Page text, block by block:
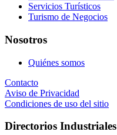
Servicios Turísticos
Turismo de Negocios
Nosotros
Quiénes somos
Contacto
Aviso de Privacidad
Condiciones de uso del sitio
Directorios Industriales